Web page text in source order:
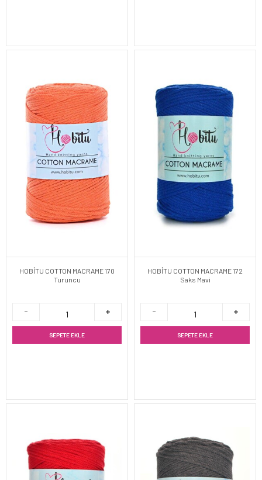
HOBİTU COTTON MACRAME 170
Turuncu
SEPETE EKLE
HOBİTU COTTON MACRAME 172
Saks Mavi
SEPETE EKLE